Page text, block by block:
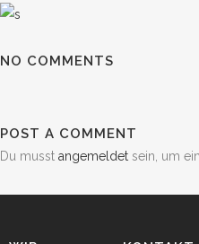
NO COMMENTS
POST A COMMENT
Du musst angemeldet sein, um